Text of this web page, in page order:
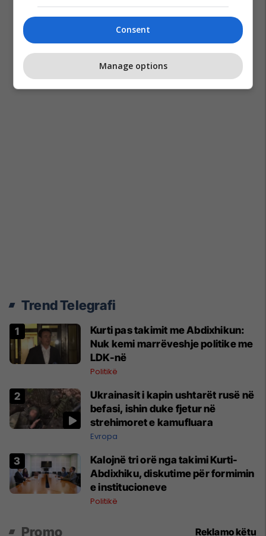
Trend Telegrafi
Kurti pas takimit me Abdixhikun:
Nuk kemi marrëveshje politike me
LDK-në
Politikë
Ukrainasit i kapin ushtarët rusë në
befasi, ishin duke fjetur në
strehimoret e kamufluara
Evropa
Kalojnë tri orë nga takimi Kurti-
Abdixhiku, diskutime për formimin
e institucioneve
Politikë
Promo Reklamo këtu
Consent
Manage options